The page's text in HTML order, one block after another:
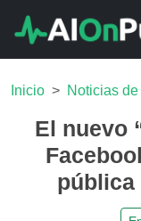
Inicio Noticias de
El nuevo
pública